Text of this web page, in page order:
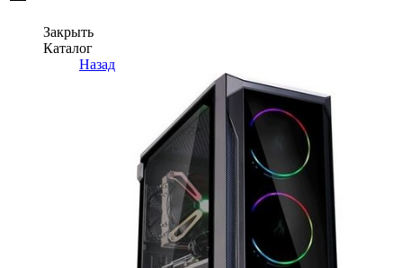
Закрыть
Каталог
Назад